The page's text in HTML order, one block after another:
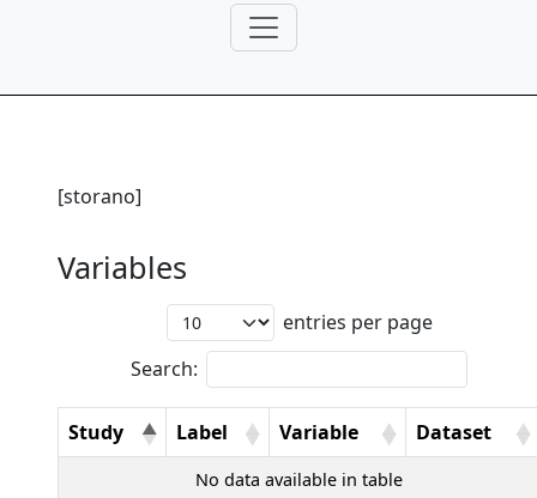
[storano]
Variables
entries per page
Search:
Study Label Variable Dataset
No data available in table